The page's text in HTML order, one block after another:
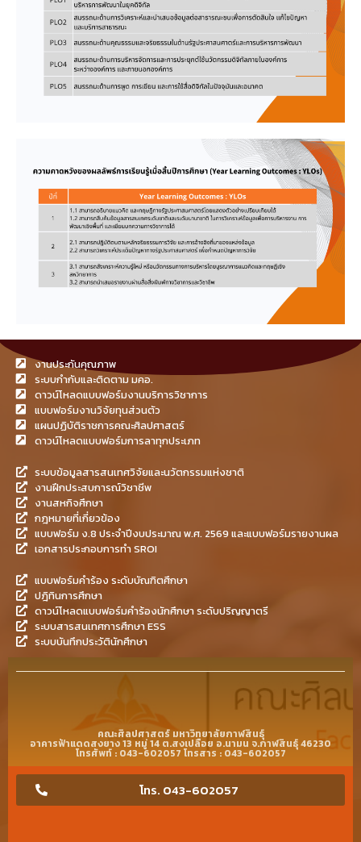
งานประกันคุณภาพ
ระบบกำกับและติดตาม มคอ.
ดาวน์โหลดแบบฟอร์มงานบริการวิชาการ
แบบฟอร์มงานวิจัยทุนส่วนตัว
แผนปฏิบัติราชการคณะศิลปศาสตร์
ดาวน์โหลดแบบฟอร์มการลาทุกประเภท
ระบบข้อมูลสารสนเทศวิจัยและนวัตกรรมแห่งชาติ
งานฝึกประสบการณ์วิชาชีพ
งานสหกิจศึกษา
กฎหมายที่เกี่ยวข้อง
แบบฟอร์ม ง.8 ประจำปีงบประมาณ พ.ศ. 2569 และแบบฟอร์มรายงานผล
เอกสารประกอบการทำ SROI
แบบฟอร์มคำร้อง ระดับบัณฑิตศึกษา
ปฎิทินการศึกษา
ดาวน์โหลดแบบฟอร์มคำร้องนักศึกษา ระดับปริญญาตรี
ระบบสารสนเทศการศึกษา ESS
ระบบบันทึกประวัตินักศึกษา
คณะศิลปศาสตร์ มหาวิทยาลัยกาฬสินธุ์
อาคารฟ้าแดดสงยาง 13 หมู่ 14 ต.สงเปลือย อ.นามน จ.กาฬสินธุ์ 46230
โทรศัพท์ : 043-602057 โทรสาร : 043-602057
โทร. 043-602057